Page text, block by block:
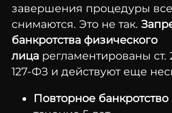
завершения процедуры
снимаются. Это не так.
банкротства физического
лицарегламентированы ст.
127-ФЗ и действуют еще
Повторное банкротство